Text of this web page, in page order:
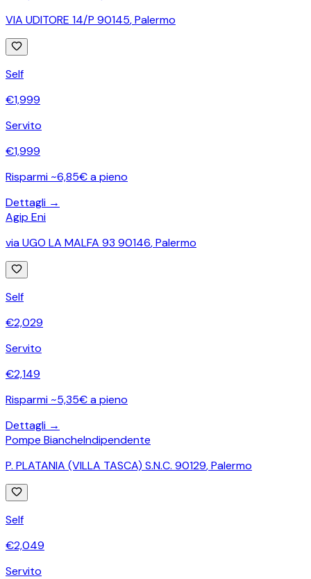
VIA UDITORE 14/P 90145,Palermo
Self
€1,999
Servito
€1,999
Risparmi ~6,85€ a pieno
Dettagli →
Agip Eni
via UGO LA MALFA 93 90146,Palermo
Self
€2,029
Servito
€2,149
Risparmi ~5,35€ a pieno
Dettagli →
Pompe BiancheIndipendente
P. PLATANIA (VILLA TASCA) S.N.C. 90129,Palermo
Self
€2,049
Servito